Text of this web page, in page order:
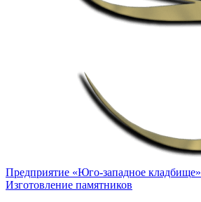
Предприятие «Юго-западное кладбище»
Изготовление памятников